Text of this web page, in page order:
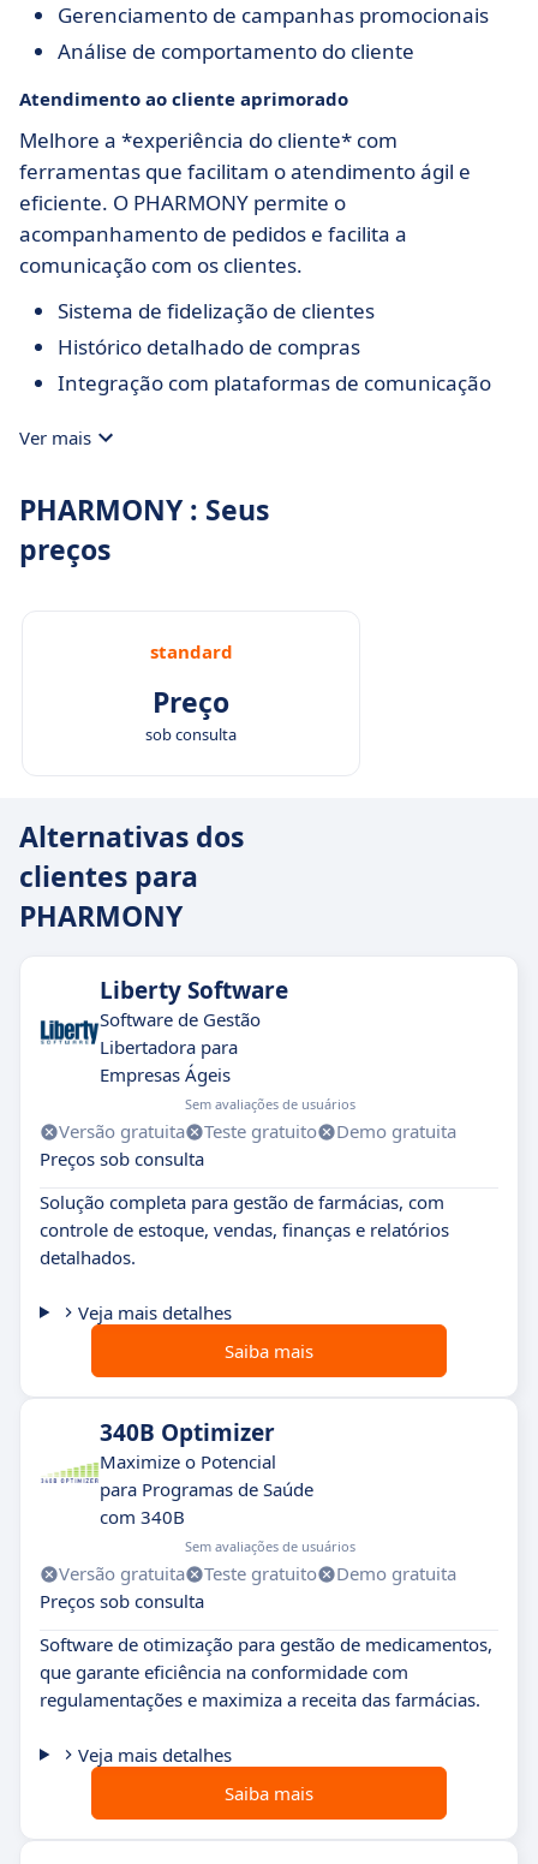
Gerenciamento de campanhas promocionais
Análise de comportamento do cliente
Atendimento ao cliente aprimorado
Melhore a *experiência do cliente* com
ferramentas que facilitam o atendimento ágil e
eficiente. O PHARMONY permite o
acompanhamento de pedidos e facilita a
comunicação com os clientes.
Sistema de fidelização de clientes
Histórico detalhado de compras
Integração com plataformas de comunicação
Ver mais
PHARMONY : Seus
preços
standard
Preço
sob consulta
Alternativas dos
clientes para
PHARMONY
Liberty Software
Software de Gestão
Libertadora para
Empresas Ágeis
Sem avaliações de usuários
Versão gratuita Teste gratuito
Demo gratuita
Preços sob consulta
Solução completa para gestão de farmácias, com
controle de estoque, vendas, finanças e relatórios
detalhados.
Veja mais detalhes
Saiba mais
340B Optimizer
Maximize o Potencial
para Programas de Saúde
com 340B
Sem avaliações de usuários
Versão gratuita Teste gratuito
Demo gratuita
Preços sob consulta
Software de otimização para gestão de medicamentos,
que garante eficiência na conformidade com
regulamentações e maximiza a receita das farmácias.
Veja mais detalhes
Saiba mais